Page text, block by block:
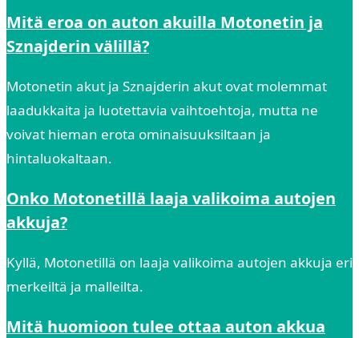
Mitä eroa on auton akuilla Motonetin ja
Sznajderin välillä?
Motonetin akut ja Sznajderin akut ovat molemmat
laadukkaita ja luotettavia vaihtoehtoja, mutta ne
voivat hieman erota ominaisuuksiltaan ja
hintaluokaltaan.
Onko Motonetillä laaja valikoima autojen
akkuja?
Kyllä, Motonetillä on laaja valikoima autojen akkuja eri
merkeiltä ja malleilta.
Mitä huomioon tulee ottaa auton akkua